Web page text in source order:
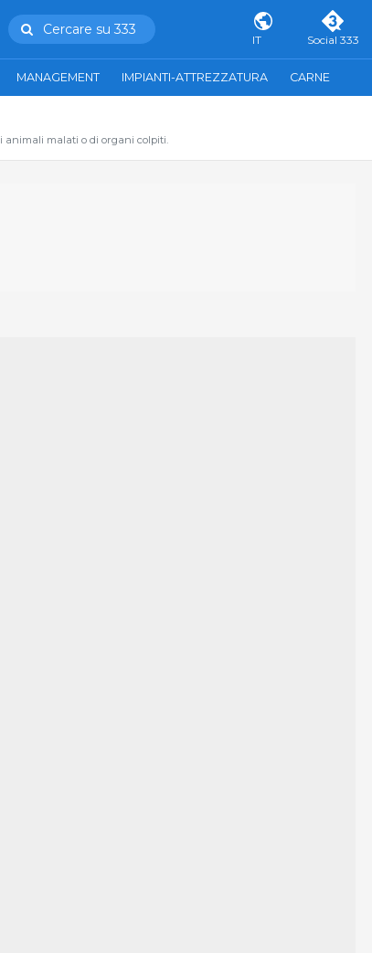
Cercare su 333
IT Social 333
MANAGEMENT IMPIANTI-ATTREZZATURA CARNE
animali malati o di organi colpiti.